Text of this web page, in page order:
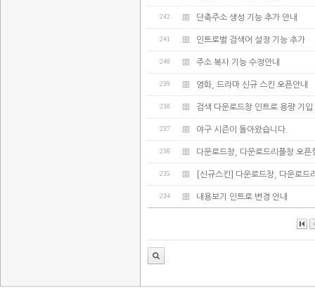
242 단축주소 생성 기능 추가 안내
241 인트로별 검색어 설정 기능 추가
240 주소 복사 기능 수정안내
239 영화, 드라마 신규 스킨 오픈안내
238 검색 다운로드창 인트로 용량 기입
237 야구 시즌이 돌아왔습니다.
236 다운로드창, 다운로드리플창 오픈
235 [신규스킨] 다운로드창, 다운로드
234 내용보기 인트로 변경 안내